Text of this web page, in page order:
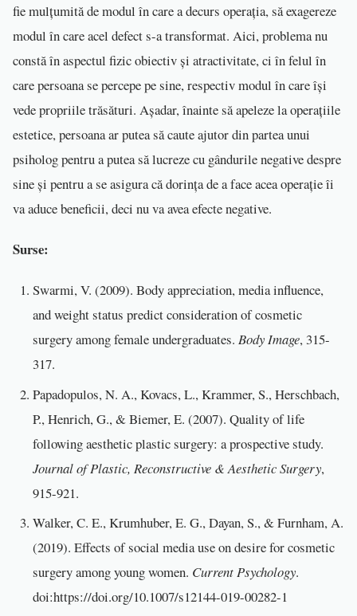
fie mulțumită de modul în care a decurs operația, să exagereze
modul în care acel defect s-a transformat. Aici, problema nu
constă în aspectul fizic obiectiv și atractivitate, ci în felul în
care persoana se percepe pe sine, respectiv modul în care își
vede propriile trăsături. Așadar, înainte să apeleze la operațiile
estetice, persoana ar putea să caute ajutor din partea unui
psiholog pentru a putea să lucreze cu gândurile negative despre
sine și pentru a se asigura că dorința de a face acea operație îi
va aduce beneficii, deci nu va avea efecte negative.
Surse:
Swarmi, V. (2009). Body appreciation, media influence,
and weight status predict consideration of cosmetic
surgery among female undergraduates.Body Image, 315-
317.
Papadopulos, N. A., Kovacs, L., Krammer, S., Herschbach,
P., Henrich, G., & Biemer, E. (2007). Quality of life
following aesthetic plastic surgery: a prospective study.
Journal of Plastic, Reconstructive & Aesthetic Surgery,
915-921.
Walker, C. E., Krumhuber, E. G., Dayan, S., & Furnham, A.
(2019). Effects of social media use on desire for cosmetic
surgery among young women. Current Psychology.
doi:https://doi.org/10.1007/s12144-019-00282-1